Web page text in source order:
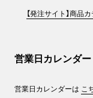
【発注サイト】商品
営業日カレンダー
営業日カレンダーは こ